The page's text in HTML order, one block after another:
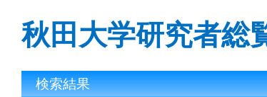
秋田大学研究者総
検索結果